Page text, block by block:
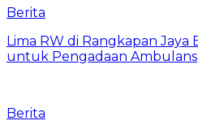
Berita
Lima RW di Rangkapan Jaya
untuk Pengadaan Ambulans
Berita